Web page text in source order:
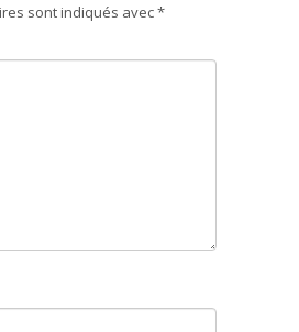
sont indiqués avec*